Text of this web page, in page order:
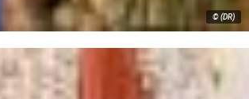
© (DR)